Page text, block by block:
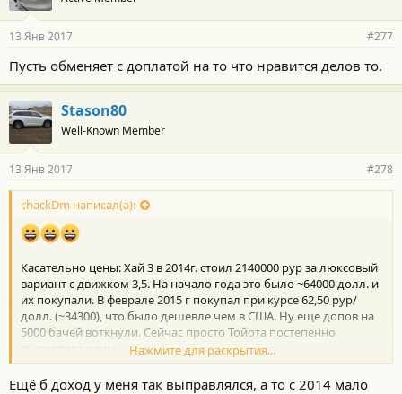
13 Янв 2017 #277
Пусть обменяет с доплатой на то что нравится делов то.
Stason80
Well-Known Member
13 Янв 2017 #278
chackDm написал(а):
Касательно цены: Хай 3 в 2014г. стоил 2140000 рур за люксовый
вариант с движком 3,5. На начало года это было ~64000 долл. и
их покупали. В феврале 2015 г покупал при курсе 62,50 рур/
долл. (~34300), что было дешевле чем в США. Ну еще допов на
5000 бачей воткнули. Сейчас просто Тойота постепенно
3,8 млн/59=64400 долл.
Нажмите для раскрытия...
Ещё б доход у меня так выправлялся, а то с 2014 мало